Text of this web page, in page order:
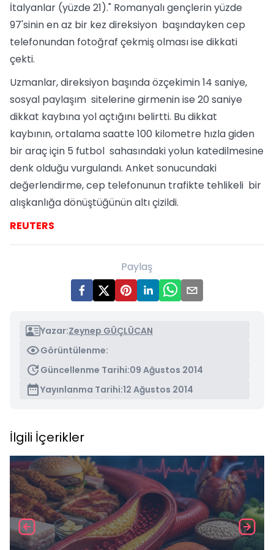
İtalyanlar (yüzde 21)." Romanyalı gençlerin yüzde
97'sinin en az bir kez direksiyon başındayken cep
telefonundan fotoğraf çekmiş olması ise dikkati
çekti.
Uzmanlar, direksiyon başında özçekimin 14 saniye,
sosyal paylaşım sitelerine girmenin ise 20 saniye
dikkat kaybına yol açtığını belirtti. Bu dikkat
kaybının, ortalama saatte 100 kilometre hızla giden
bir araç için 5 futbol sahasındaki yolun katedilmesine
denk olduğu vurgulandı. Anket sonucundaki
değerlendirme, cep telefonunun trafikte tehlikeli bir
alışkanlığa dönüştüğünün altı çizildi.
REUTERS
Paylaş
Yazar:Zeynep GÜÇLÜCAN
Görüntülenme:
Güncellenme Tarihi:09 Ağustos 2014
Yayınlanma Tarihi:12 Ağustos 2014
İlgili İçerikler